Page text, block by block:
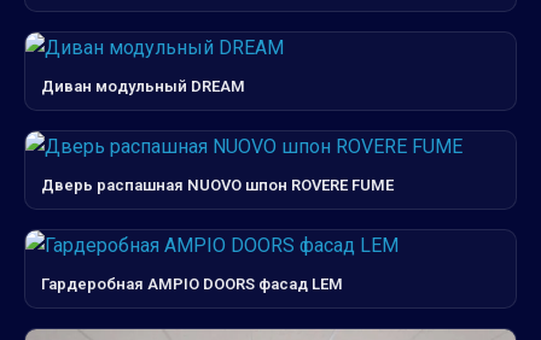
Диван модульный DREAM
Дверь распашная NUOVO шпон ROVERE FUME
Гардеробная AMPIO DOORS фасад LEM